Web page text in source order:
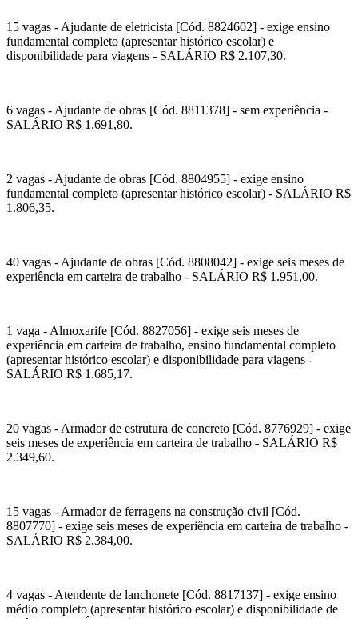
15 vagas - Ajudante de eletricista [Cód. 8824602] - exige ensino
fundamental completo (apresentar histórico escolar) e
disponibilidade para viagens - SALÁRIO R$ 2.107,30.
6 vagas - Ajudante de obras [Cód. 8811378] - sem experiência -
SALÁRIO R$ 1.691,80.
2 vagas - Ajudante de obras [Cód. 8804955] - exige ensino
fundamental completo (apresentar histórico escolar) - SALÁRIO R$
1.806,35.
40 vagas - Ajudante de obras [Cód. 8808042] - exige seis meses de
experiência em carteira de trabalho - SALÁRIO R$ 1.951,00.
1 vaga - Almoxarife [Cód. 8827056] - exige seis meses de
experiência em carteira de trabalho, ensino fundamental completo
(apresentar histórico escolar) e disponibilidade para viagens -
SALÁRIO R$ 1.685,17.
20 vagas - Armador de estrutura de concreto [Cód. 8776929] - exige
seis meses de experiência em carteira de trabalho - SALÁRIO R$
2.349,60.
15 vagas - Armador de ferragens na construção civil [Cód.
8807770] - exige seis meses de experiência em carteira de trabalho -
SALÁRIO R$ 2.384,00.
4 vagas - Atendente de lanchonete [Cód. 8817137] - exige ensino
médio completo (apresentar histórico escolar) e disponibilidade de